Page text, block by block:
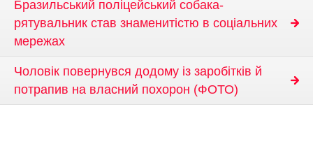
Бразильський поліцейський собака-
рятувальник став знаменитістю в соціальних
мережах
Чоловік повернувся додому із заробітків й
потрапив на власний похорон (ФОТО)